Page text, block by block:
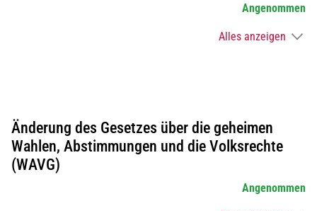
Angenommen
Alles anzeigen
Änderung des Gesetzes über die geheimen
Wahlen, Abstimmungen und die Volksrechte
(WAVG)
Angenommen